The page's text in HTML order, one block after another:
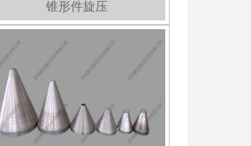
锥形件旋压